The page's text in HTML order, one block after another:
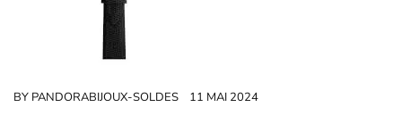
BY PANDORABIJOUX-SOLDES 11 MAI 2024